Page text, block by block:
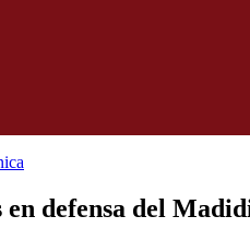
defensa del